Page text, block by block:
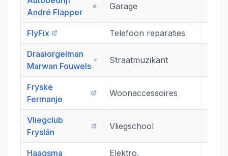
André Flapper
Garage
FlyFix Telefoon reparaties
Draaiorgelman
Marwan Fouwels
Straatmuzikant
Fryske
Fermanje
Woonaccessoires
Vliegclub
Fryslân
Vliegschool
Haagsma Elektro,